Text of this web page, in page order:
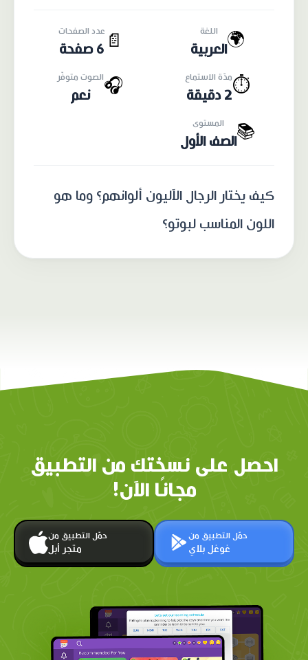
🌍 اللغة
العربية 📄
عدد الصفحات
6 صفحة
⏱️مدّة الاستماع
2 دقيقة
🎧الصوت متوفّر
نعم
📚 المستوى
الصف الأول
كيف يختار الرجال الآليون ألوانهم؟ وما هو
اللون المناسب لبوتو؟
احصل على نسختك من التطبيق
مجانًا الآن!
حمّل التطبيق من
متجر أبل
حمّل التطبيق من
غوغل بلاي